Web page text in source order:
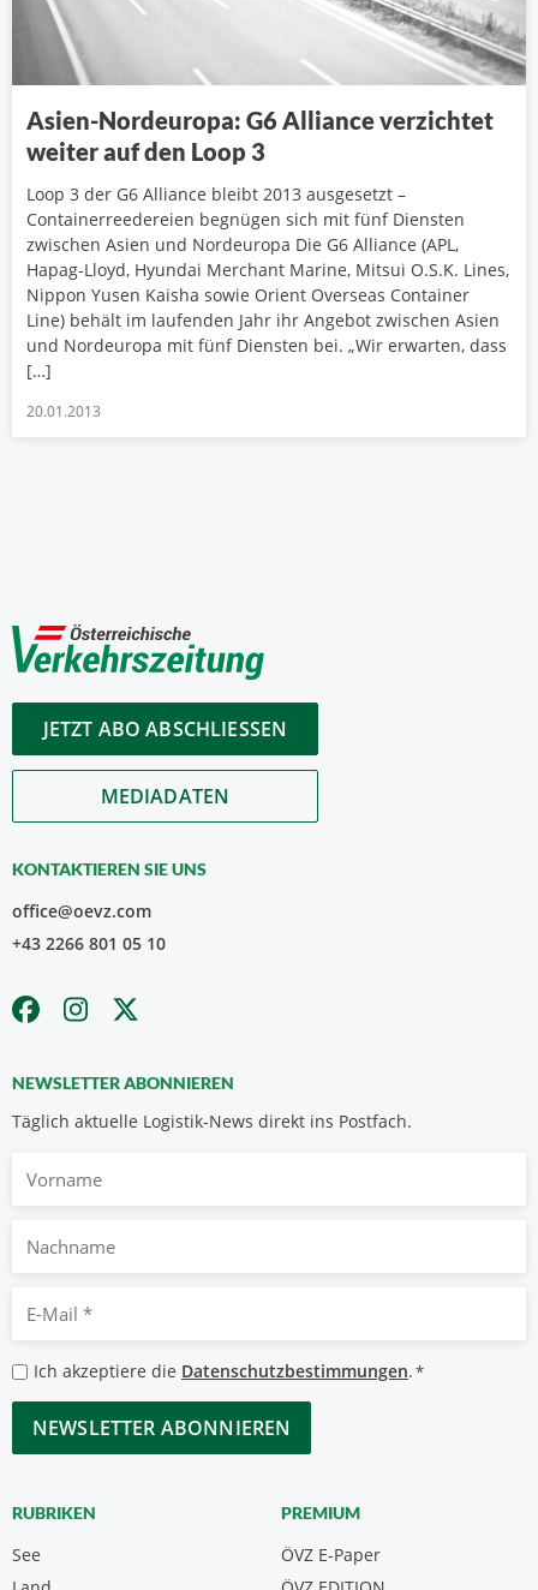
Asien-Nordeuropa: G6 Alliance verzichtet
weiter auf den Loop 3
Loop 3 der G6 Alliance bleibt 2013 ausgesetzt –
Containerreedereien begnügen sich mit fünf Diensten
zwischen Asien und Nordeuropa Die G6 Alliance (APL,
Hapag-Lloyd, Hyundai Merchant Marine, Mitsui O.S.K. Lines,
Nippon Yusen Kaisha sowie Orient Overseas Container
Line) behält im laufenden Jahr ihr Angebot zwischen Asien
und Nordeuropa mit fünf Diensten bei. „Wir erwarten, dass
[…]
20.01.2013
JETZT ABO ABSCHLIESSEN
MEDIADATEN
KONTAKTIEREN SIE UNS
office@oevz.com
+43 2266 801 05 10
NEWSLETTER ABONNIEREN
Täglich aktuelle Logistik-News direkt ins Postfach.
Nachname
Mail
*
Datenschutzbestimmungen
*
Ich akzeptiere die Datenschutzbestimmungen.*
CAPTCHA
RUBRIKEN
See
PREMIUM
ÖVZ E-Paper